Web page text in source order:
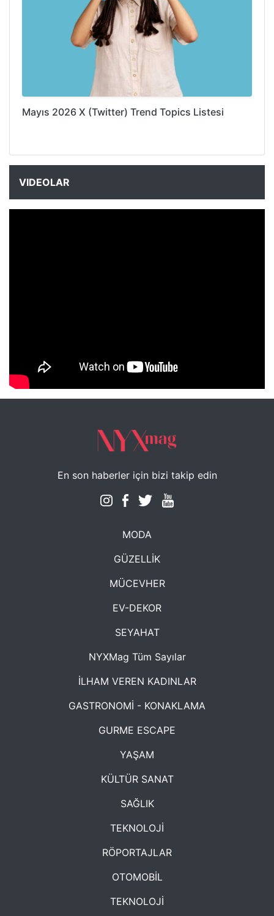
Mayıs 2026 X (Twitter) Trend Topics Listesi
VIDEOLAR
NYXmag 2. Yaş Kutlama Etkinliği
En son haberler için bizi takip edin
MODA
GÜZELLİK
MÜCEVHER
EV-DEKOR
SEYAHAT
NYXMag Tüm Sayılar
İLHAM VEREN KADINLAR
GASTRONOMİ - KONAKLAMA
GURME ESCAPE
YAŞAM
KÜLTÜR SANAT
SAĞLIK
TEKNOLOJİ
RÖPORTAJLAR
OTOMOBİL
TEKNOLOJİ